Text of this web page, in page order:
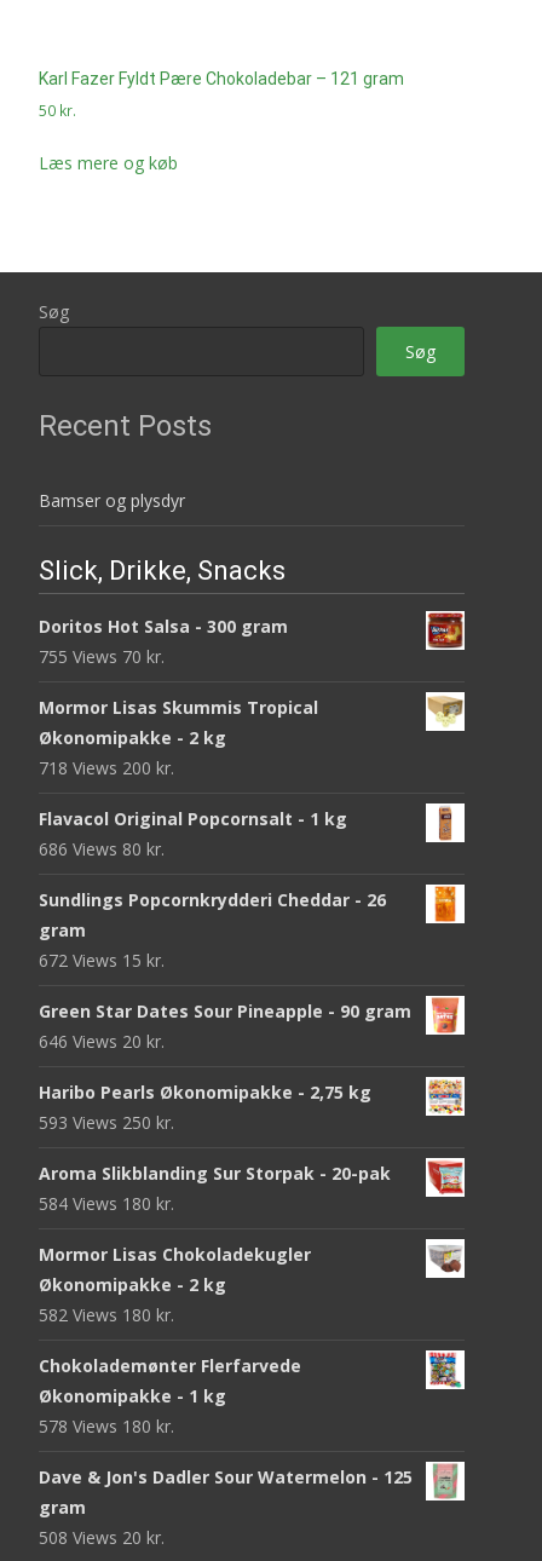
Karl Fazer Fyldt Pære Chokoladebar – 121 gram
50 kr.
Læs mere og køb
Søg
Søg
Recent Posts
Bamser og plysdyr
Slick, Drikke, Snacks
Doritos Hot Salsa - 300 gram
755 Views 70 kr.
Mormor Lisas Skummis Tropical
Økonomipakke - 2 kg
718 Views 200 kr.
Flavacol Original Popcornsalt - 1 kg
686 Views 80 kr.
Sundlings Popcornkrydderi Cheddar - 26
gram
672 Views 15 kr.
Green Star Dates Sour Pineapple - 90 gram
646 Views 20 kr.
Haribo Pearls Økonomipakke - 2,75 kg
593 Views 250 kr.
Aroma Slikblanding Sur Storpak - 20-pak
584 Views 180 kr.
Mormor Lisas Chokoladekugler
Økonomipakke - 2 kg
582 Views 180 kr.
Chokolademønter Flerfarvede
Økonomipakke - 1 kg
578 Views 180 kr.
Dave & Jon's Dadler Sour Watermelon - 125
gram
508 Views 20 kr.